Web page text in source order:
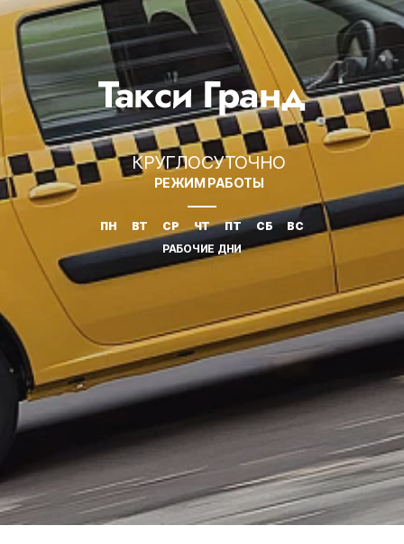
Такси Гранд
КРУГЛОСУТОЧНО
РЕЖИМ РАБОТЫ
ПН ВТ СР ЧТ ПТ СБ
ВС
РАБОЧИЕ ДНИ